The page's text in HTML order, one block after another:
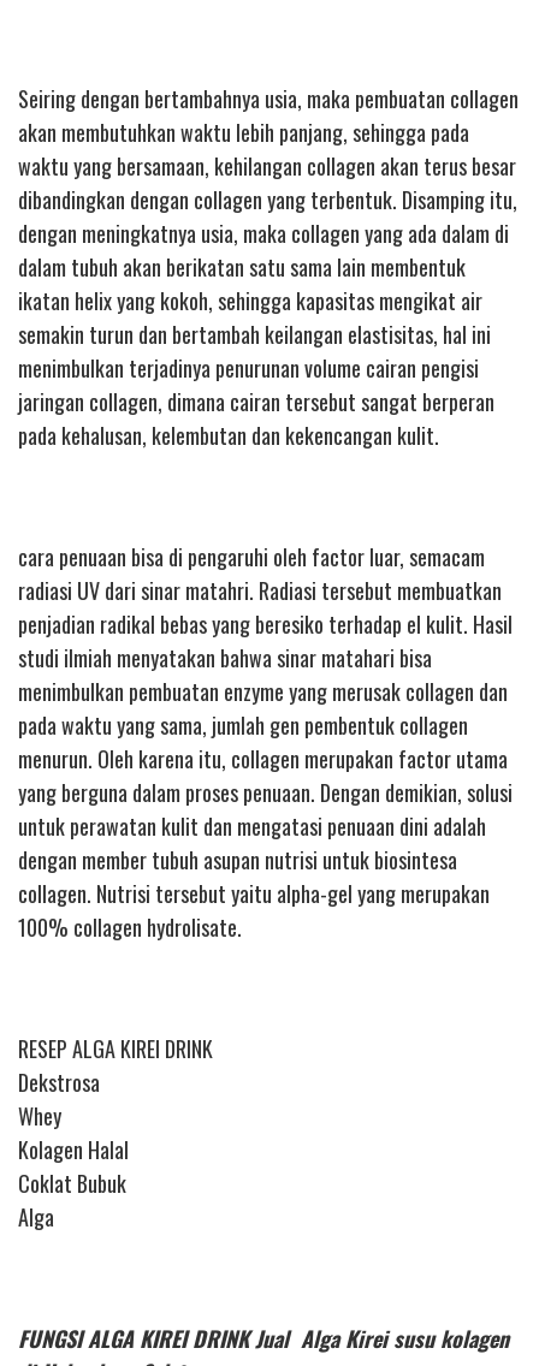
Seiring dengan bertambahnya usia, maka pembuatan collagen
akan membutuhkan waktu lebih panjang, sehingga pada
waktu yang bersamaan, kehilangan collagen akan terus besar
dibandingkan dengan collagen yang terbentuk. Disamping itu,
dengan meningkatnya usia, maka collagen yang ada dalam di
dalam tubuh akan berikatan satu sama lain membentuk
ikatan helix yang kokoh, sehingga kapasitas mengikat air
semakin turun dan bertambah keilangan elastisitas, hal ini
menimbulkan terjadinya penurunan volume cairan pengisi
jaringan collagen, dimana cairan tersebut sangat berperan
pada kehalusan, kelembutan dan kekencangan kulit.
cara penuaan bisa di pengaruhi oleh factor luar, semacam
radiasi UV dari sinar matahri. Radiasi tersebut membuatkan
penjadian radikal bebas yang beresiko terhadap el kulit. Hasil
studi ilmiah menyatakan bahwa sinar matahari bisa
menimbulkan pembuatan enzyme yang merusak collagen dan
pada waktu yang sama, jumlah gen pembentuk collagen
menurun. Oleh karena itu, collagen merupakan factor utama
yang berguna dalam proses penuaan. Dengan demikian, solusi
untuk perawatan kulit dan mengatasi penuaan dini adalah
dengan member tubuh asupan nutrisi untuk biosintesa
collagen. Nutrisi tersebut yaitu alpha-gel yang merupakan
100% collagen hydrolisate.
RESEP ALGA KIREI DRINK
Dekstrosa
Whey
Kolagen Halal
Coklat Bubuk
Alga
FUNGSI ALGA KIREI DRINK Jual Alga Kirei susu kolagen